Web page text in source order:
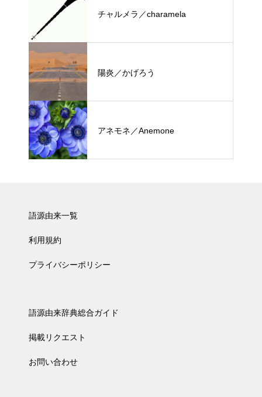
チャルメラ／charamela
陽炎／かげろう
アネモネ／Anemone
語源由来一覧
利用規約
プライバシーポリシー
語源由来辞典総合ガイド
掲載リクエスト
お問い合わせ